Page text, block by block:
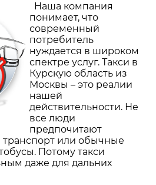
Наша компания
понимает, что
современный
потребитель
нуждается в широком
спектре услуг. Такси в
Курскую область из
Москвы – это реалии
нашей
действительности. Не
все люди
предпочитают
или обычные
Потому такси
даже для дальних